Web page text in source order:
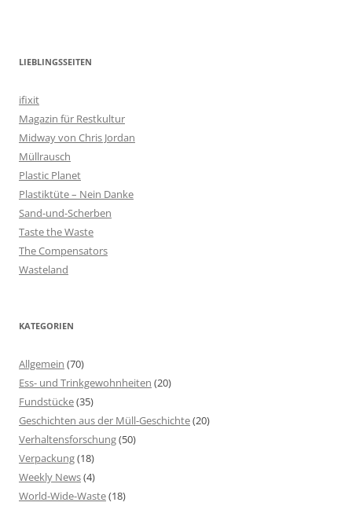
LIEBLINGSSEITEN
ifixit
Magazin für Restkultur
Midway von Chris Jordan
Müllrausch
Plastic Planet
Plastiktüte – Nein Danke
Sand-und-Scherben
Taste the Waste
The Compensators
Wasteland
KATEGORIEN
Allgemein (70)
Ess- und Trinkgewohnheiten (20)
Fundstücke(35)
Geschichten aus der Müll-Geschichte(20)
Verhaltensforschung(50)
Verpackung(18)
Weekly News(4)
World-Wide-Waste(18)